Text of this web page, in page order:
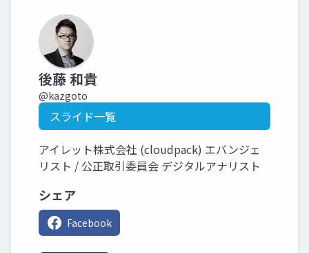
後藤 和貴
@kazgoto
スライド一覧
アイレット株式会社 (cloudpack) エバンジェ
リスト / 公正取引委員会 デジタルアナリスト
シェア
Facebook